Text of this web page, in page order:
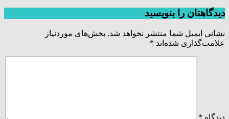
دیدگاهتان را بنویسید
نشانی ایمیل شما منتشر نخواهد شد. بخش‌های موردنیاز
علامت‌گذاری شده‌اند *